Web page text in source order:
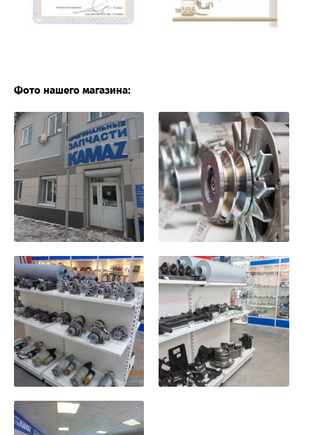
Фото нашего магазина: